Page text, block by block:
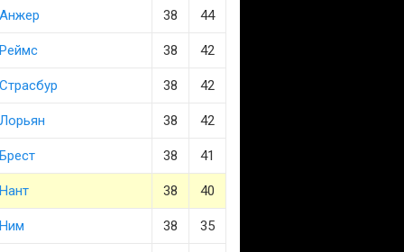
Анжер 38 44
Реймс 38 42
Страсбур 38 42
Лорьян 38 42
Брест 38 41
Нант 38 40
Ним 38 35